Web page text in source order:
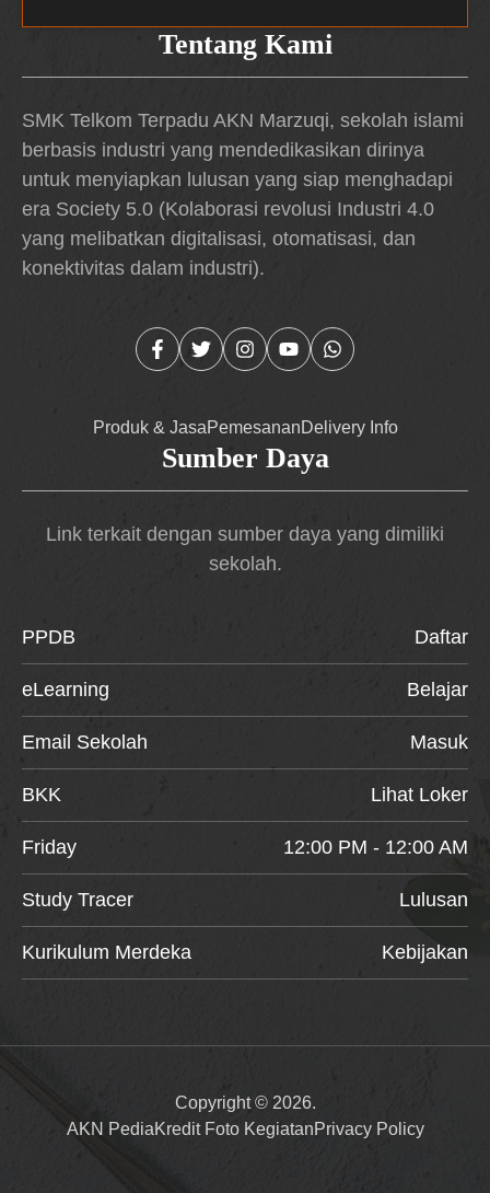
Tentang Kami
SMK Telkom Terpadu AKN Marzuqi, sekolah islami
berbasis industri yang mendedikasikan dirinya
untuk menyiapkan lulusan yang siap menghadapi
era Society 5.0 (Kolaborasi revolusi Industri 4.0
yang melibatkan digitalisasi, otomatisasi, dan
konektivitas dalam industri).
Produk & JasaPemesananDelivery Info
Sumber Daya
Link terkait dengan sumber daya yang dimiliki
sekolah.
PPDB Daftar
eLearning Belajar
Email Sekolah Masuk
BKK Lihat Loker
Friday 12:00 PM - 12:00 AM
Study Tracer Lulusan
Kurikulum Merdeka Kebijakan
Copyright © 2026.
AKN PediaKredit Foto KegiatanPrivacy Policy